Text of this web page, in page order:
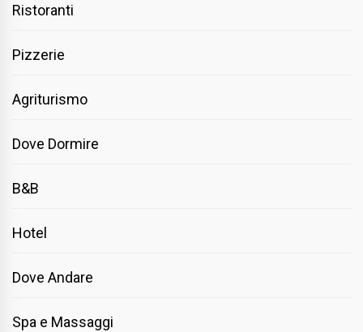
Ristoranti
Pizzerie
Agriturismo
Dove Dormire
B&B
Hotel
Dove Andare
Spa e Massaggi